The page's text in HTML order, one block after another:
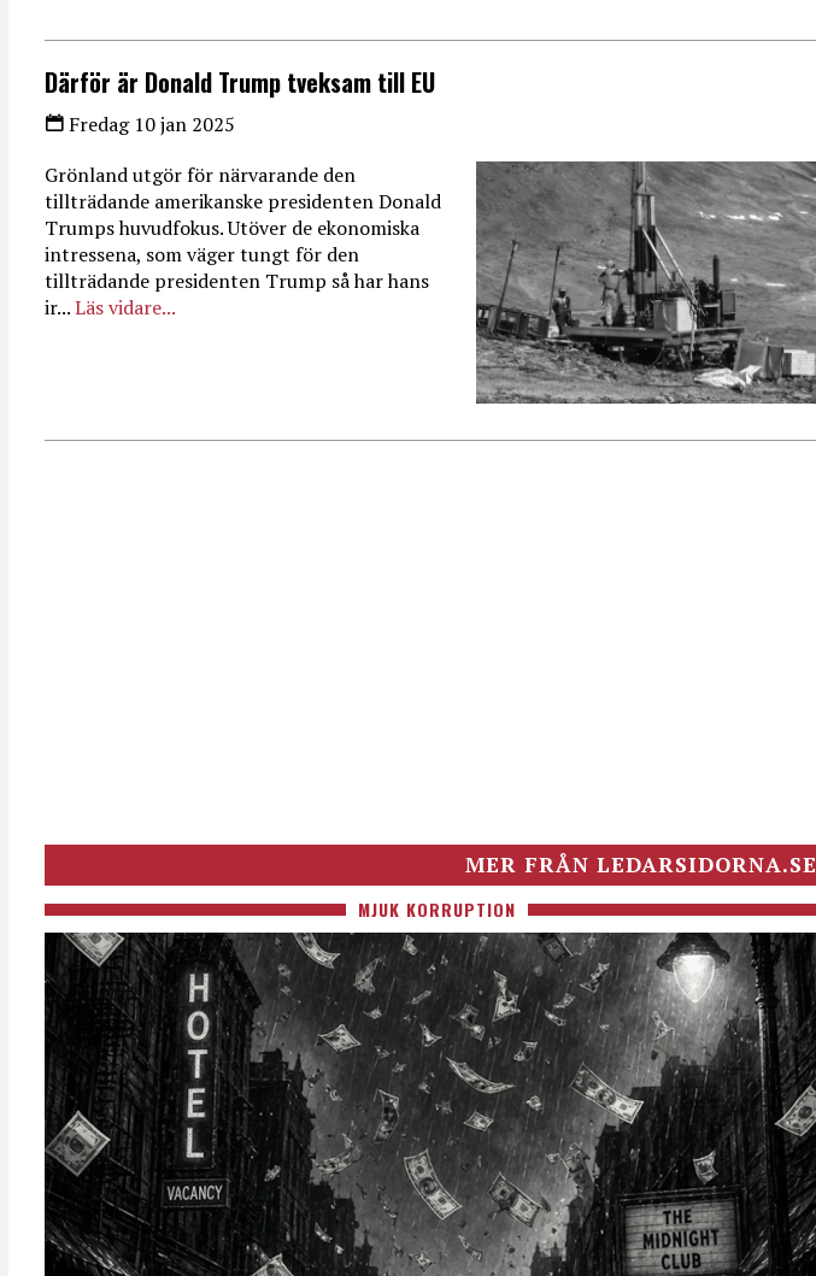
Därför är Donald Trump tveksam till EU
Fredag 10 jan 2025
Grönland utgör för närvarande den
tillträdande amerikanske presidenten Donald
Trumps huvudfokus. Utöver de ekonomiska
intressena, som väger tungt för den
tillträdande presidenten Trump så har hans
ir...Läs vidare...
MER FRÅN LEDARSIDORNA.SE
MJUK KORRUPTION